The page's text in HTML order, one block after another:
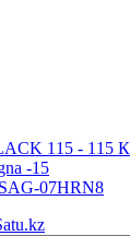
115 - 115
-15
07HRN8